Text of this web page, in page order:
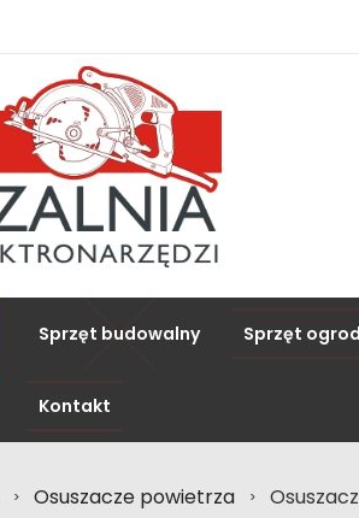
Sprzęt budowalny Sprzęt
Kontakt
> Osuszacze powietrza >